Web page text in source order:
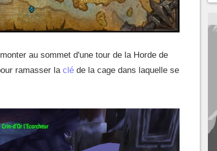
au sommet d'une tour de la Horde de
ramasser la clé de la cage dans laquelle se